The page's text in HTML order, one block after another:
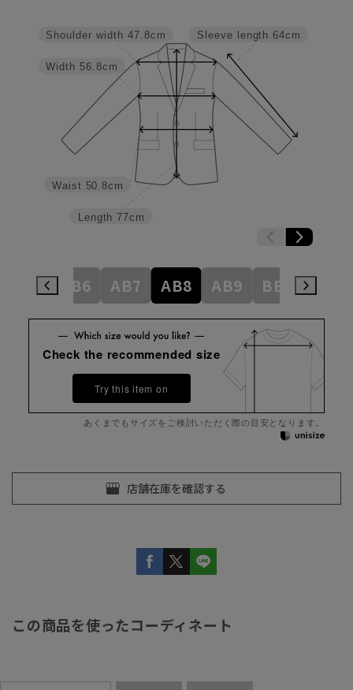
Sleeve length 64cm
Length 77cm
Waist 50.8cm
Width 56.8cm
Shoulder width 47.8cm
AB6 AB7 AB8 AB9 BE3
Check the recommended size
Try this item on
あくまでもサイズをご検討いただく際の目安となります。
この商品を使ったコーディネート